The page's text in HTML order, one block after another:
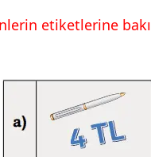
etiketlerine